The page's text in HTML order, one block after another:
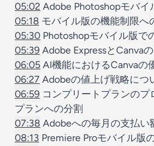
05:02 Adobe Photoshopモバイ
05:18 モバイル版の機能制限へ
05:30 Photoshopモバイル版で
05:39 Adobe ExpressとCanva
06:05 AI機能におけるCanvaの
06:27 Adobeの値上げ戦略につ
06:59 コンプリートプランの
プランへの分割
07:38 Adobeへの毎月の支払い
08:13 Premiere Proモバイル版